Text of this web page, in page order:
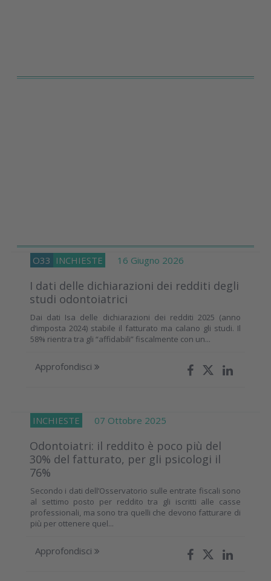
O33 INCHIESTE 16 Giugno 2026
I dati delle dichiarazioni dei redditi degli
studi odontoiatrici
Dai dati Isa delle dichiarazioni dei redditi 2025 (anno
d’imposta 2024) stabile il fatturato ma calano gli studi. Il
58% rientra tra gli “affidabili” fiscalmente con un...
Approfondisci
INCHIESTE 07 Ottobre 2025
Odontoiatri: il reddito è poco più del
30% del fatturato, per gli psicologi il
76%
Secondo i dati dell’Osservatorio sulle entrate fiscali sono
al settimo posto per reddito tra gli iscritti alle casse
professionali, ma sono tra quelli che devono fatturare di
più per ottenere quel...
Approfondisci